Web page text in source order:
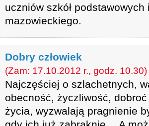
uczniów szkół
mazowieckiego.
Dobry człowiek
(Zam: 17.10.2012 r., godz. 10.30)
Najczęściej o szlachetnych,
obecność, życzliwość,
życia, wyzwalają pragnienie